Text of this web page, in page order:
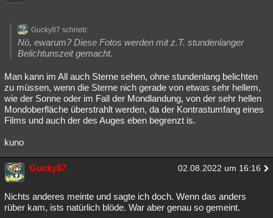
Gucky87 schrieb:
Nö, ewarum? Diese Fotos werden mit z.T. stundenlanger
Belichtunszeit gemacht.
Man kann im All auch Sterne sehen, ohne stundenlang belichten
zu müssen, wenn die Sterne nich gerade von etwas sehr hellem,
wie der Sonne oder im Fall der Mondlandung, von der sehr hellen
Mondoberfläche überstrahlt werden, da der Kontrastumfang eines
Films und auch der des Auges eben begrenzt is.
kuno
Gucky87 02.08.2022 um 16:16
Nichts anderes meinte und sagte ich doch. Wenn das anders
rüber kam, ists natürlich blöde. War aber genau so gemeint.